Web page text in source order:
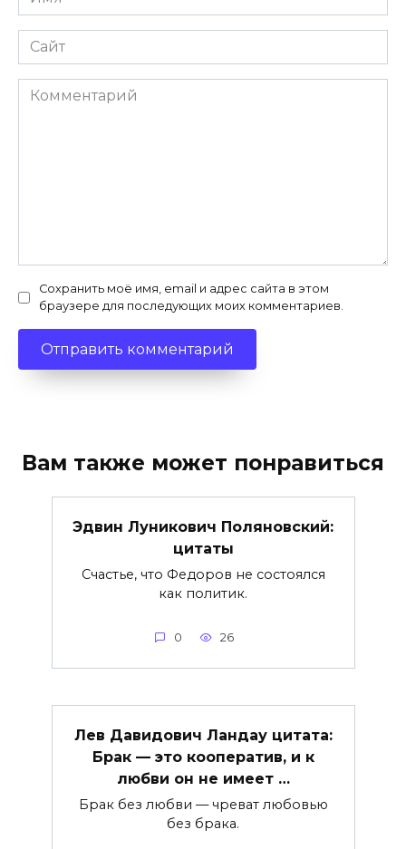
*
Сайт
Комментарий
Сохранить моё имя, email и адрес сайта в этом
браузере для последующих моих комментариев.
Вам также может понравиться
Эдвин Луникович Поляновский:
цитаты
Счастье, что Федоров не состоялся
как политик.
0 26
Лев Давидович Ландау цитата:
Брак — это кооператив, и к
любви он не имеет …
Брак без любви — чреват любовью
без брака.